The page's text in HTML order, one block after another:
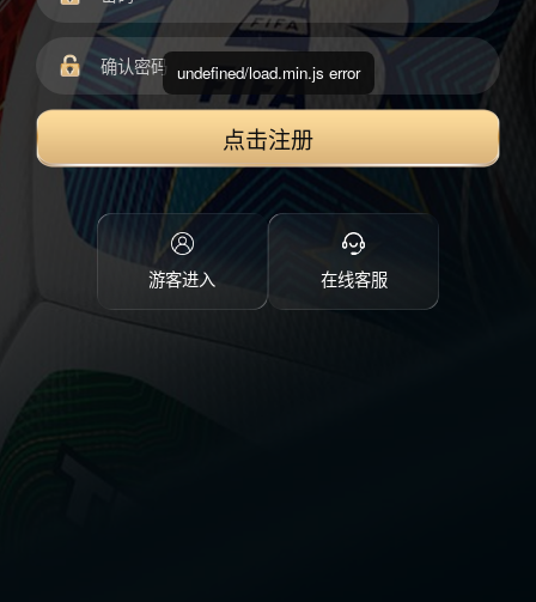
点击注册
游客进入 在线客服
undefined/load.min.js error